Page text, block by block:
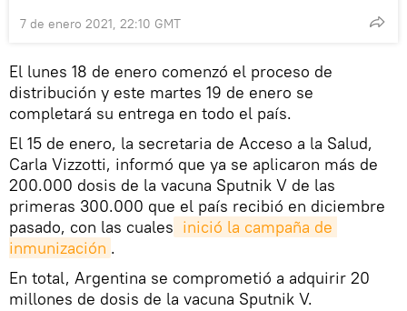
7 de enero 2021, 22:10 GMT
El lunes 18 de enero comenzó el proceso de
distribución y este martes 19 de enero se
completará su entrega en todo el país.
El 15 de enero, la secretaria de Acceso a la Salud,
Carla Vizzotti, informó que ya se aplicaron más de
200.000 dosis de la vacuna Sputnik V de las
primeras 300.000 que el país recibió en diciembre
pasado, con las cuales inició la campaña de
inmunización .
En total, Argentina se comprometió a adquirir 20
millones de dosis de la vacuna Sputnik V.